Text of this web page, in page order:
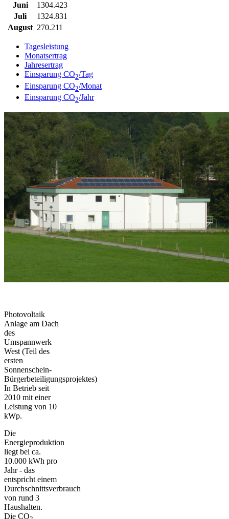
Juni
1304.423
Juli
1324.831
August 270.211
Tagesleistung
Monatsertrag
Jahresertrag
Einsparung CO2/Tag
Einsparung CO2/Monat
Einsparung CO2/Jahr
Photovoltaik
Anlage am Dach
des
Umspannwerk
West (Teil des
ersten
Sonnenschein-
Bürgerbeteiligungsprojektes)
In Betrieb seit
2010 mit einer
Leistung von 10
kWp.
Die
Energieproduktion
liegt bei ca.
10.000 kWh pro
Jahr - das
entspricht einem
Durchschnittsverbrauch
von rund 3
Haushalten.
Die CO